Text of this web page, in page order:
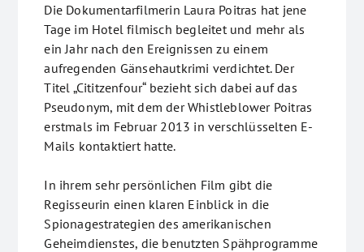
Die Dokumentarfilmerin Laura Poitras hat jene
Tage im Hotel filmisch begleitet und mehr als
ein Jahr nach den Ereignissen zu einem
aufregenden Gänsehautkrimi verdichtet. Der
Titel „Cititzenfour“ bezieht sich dabei auf das
Pseudonym, mit dem der Whistleblower Poitras
erstmals im Februar 2013 in verschlüsselten E-
Mails kontaktiert hatte.
In ihrem sehr persönlichen Film gibt die
Regisseurin einen klaren Einblick in die
Spionagestrategien des amerikanischen
Geheimdienstes, die benutzten Spähprogramme